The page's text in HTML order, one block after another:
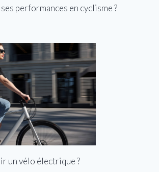
performances en cyclisme ?
un vélo électrique ?